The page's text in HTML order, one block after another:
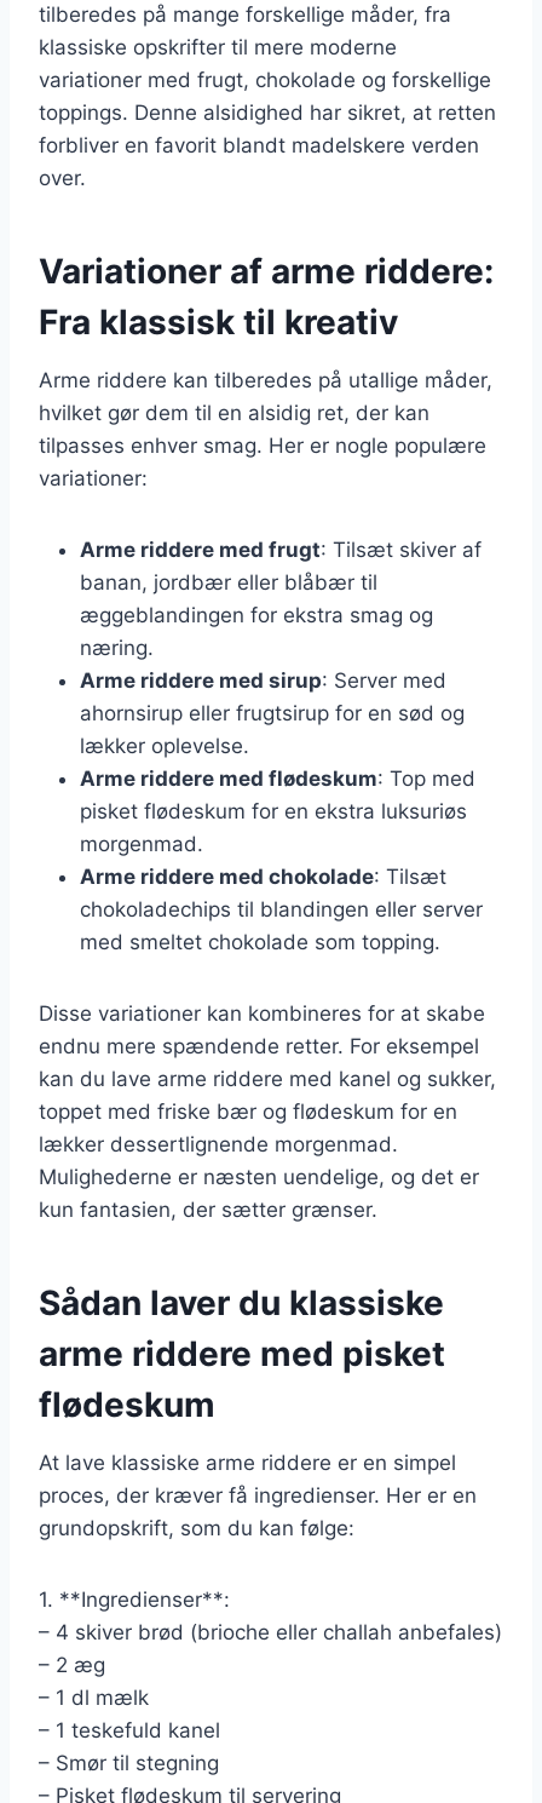
tilberedes på mange forskellige måder, fra
klassiske opskrifter til mere moderne
variationer med frugt, chokolade og forskellige
toppings. Denne alsidighed har sikret, at retten
forbliver en favorit blandt madelskere verden
over.
Variationer af arme riddere:
Fra klassisk til kreativ
Arme riddere kan tilberedes på utallige måder,
hvilket gør dem til en alsidig ret, der kan
tilpasses enhver smag. Her er nogle populære
variationer:
Arme riddere med frugt: Tilsæt skiver af
banan, jordbær eller blåbær til
æggeblandingen for ekstra smag og
næring.
Arme riddere med sirup: Server med
ahornsirup eller frugtsirup for en sød og
lækker oplevelse.
Arme riddere med flødeskum: Top med
pisket flødeskum for en ekstra luksuriøs
morgenmad.
Arme riddere med chokolade: Tilsæt
chokoladechips til blandingen eller server
med smeltet chokolade som topping.
Disse variationer kan kombineres for at skabe
endnu mere spændende retter. For eksempel
kan du lave arme riddere med kanel og sukker,
toppet med friske bær og flødeskum for en
lækker dessertlignende morgenmad.
Mulighederne er næsten uendelige, og det er
kun fantasien, der sætter grænser.
Sådan laver du klassiske
arme riddere med pisket
flødeskum
At lave klassiske arme riddere er en simpel
proces, der kræver få ingredienser. Her er en
grundopskrift, som du kan følge:
1. **Ingredienser**:
– 4 skiver brød (brioche eller challah anbefales)
– 2 æg
– 1 dl mælk
– 1 teskefuld kanel
– Smør til stegning
– Pisket flødeskum til servering